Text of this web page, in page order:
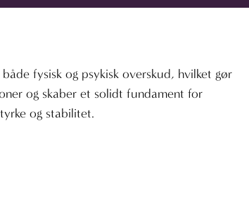
fysisk og psykisk overskud, hvilket gør
og skaber et solidt fundament for
og stabilitet.